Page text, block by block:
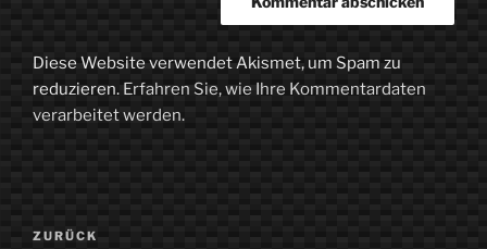
Diese Website verwendet Akismet, um Spam zu
reduzieren. Erfahren Sie, wie Ihre Kommentardaten
verarbeitet werden.
Beitragsnavigation
Vorheriger
ZURÜCK